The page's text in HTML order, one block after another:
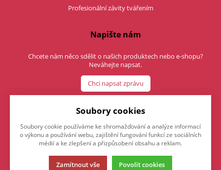
Profesionální závity tvářením
Napište nám
Chcete nám něco sdělit o našich produktech nebo e-shopu?
Neváhejte napsat.
Chci napsat zprávu
Soubory cookies
Soubory cookie používáme ke shromažďování a analýze informací
o výkonu a používání webu, zajištění fungování funkcí ze sociálních
médií a ke zlepšení a přizpůsobení obsahu a reklam.
Zamítnout vše Povolit cookies